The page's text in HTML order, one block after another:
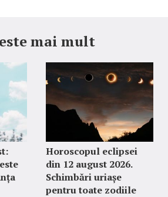
mai mult
Horoscopul eclipsei
din 12 august 2026.
Schimbări uriașe
pentru toate zodiile